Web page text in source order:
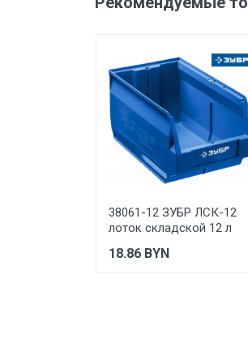
Срок службы
Дата
Срок
соответствия
Ваше
38061-12 ЗУБР ЛСК-12
лоток складской 12 л
18.86 BYN